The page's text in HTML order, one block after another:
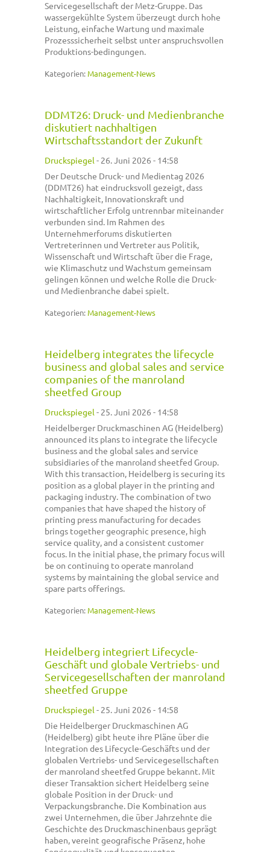
Servicegesellschaft der Metz-Gruppe. Das
wassergekühlte System überzeugt durch hohe
Leistung, einfache Wartung und maximale
Prozesssicherheit selbst unter anspruchsvollen
Produktions-bedingungen.
Kategorien:Management-News
DDMT26: Druck- und Medienbranche
diskutiert nachhaltigen
Wirtschaftsstandort der Zukunft
Druckspiegel - 26. Juni 2026 - 14:58
Der Deutsche Druck- und Medientag 2026
(DDMT26) hat eindrucksvoll gezeigt, dass
Nachhaltigkeit, Innovationskraft und
wirtschaftlicher Erfolg untrennbar miteinander
verbunden sind. Im Rahmen des
Unternehmerforums diskutierten
Vertreterinnen und Vertreter aus Politik,
Wissenschaft und Wirtschaft über die Frage,
wie Klimaschutz und Wachstum gemeinsam
gelingen können und welche Rolle die Druck-
und Medienbranche dabei spielt.
Kategorien:Management-News
Heidelberg integrates the lifecycle
business and global sales and service
companies of the manroland
sheetfed Group
Druckspiegel - 25. Juni 2026 - 14:58
Heidelberger Druckmaschinen AG (Heidelberg)
announced its plans to integrate the lifecycle
business and the global sales and service
subsidiaries of the manroland sheetfed Group.
With this transaction, Heidelberg is securing its
position as a global player in the printing and
packaging industry. The combination of two
companies that have shaped the history of
printing press manufacturing for decades
brings together geographic presence, high
service quality, and a consistent customer
focus. In the initial phase, the primary focus will
be on continuing to operate manroland
systems by maintaining the global service and
spare parts offerings.
Kategorien:Management-News
Heidelberg integriert Lifecycle-
Geschäft und globale Vertriebs- und
Servicegesellschaften der manroland
sheetfed Gruppe
Druckspiegel - 25. Juni 2026 - 14:58
Die Heidelberger Druckmaschinen AG
(Heidelberg) gibt heute ihre Pläne über die
Integration des Lifecycle-Geschäfts und der
globalen Vertriebs- und Servicegesellschaften
der manroland sheetfed Gruppe bekannt. Mit
dieser Transaktion sichert Heidelberg seine
globale Position in der Druck- und
Verpackungsbranche. Die Kombination aus
zwei Unternehmen, die über Jahrzehnte die
Geschichte des Druckmaschinenbaus geprägt
haben, vereint geografische Präsenz, hohe